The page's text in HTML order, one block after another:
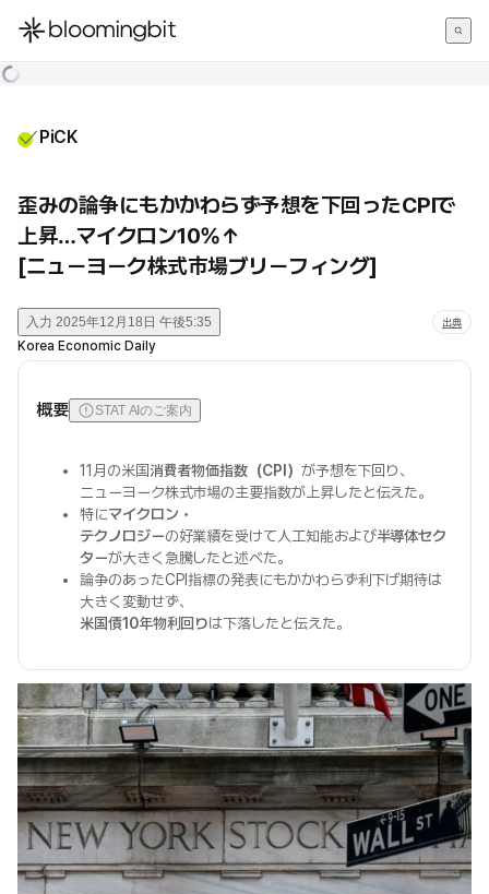
한국어
PiCK
歪みの論争にもかかわらず予想を下回ったCPIで
上昇…マイクロン10%↑
[ニューヨーク株式市場ブリーフィング]
入力 2025年12月18日 午後5:35 出典
Korea Economic Daily
概要 STAT AIのご案内
11月の米国消費者物価指数（CPI） が予想を下回り、
ニューヨーク株式市場の主要指数が上昇したと伝えた。
特にマイクロン・
テクノロジーの好業績を受けて人工知能および半導体セク
ターが大きく急騰したと述べた。
論争のあったCPI指標の発表にもかかわらず利下げ期待は
大きく変動せず、
米国債10年物利回りは下落したと伝えた。